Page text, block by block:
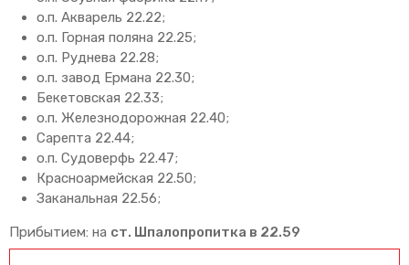
о.п. Акварель 22.22;
о.п. Горная поляна 22.25;
о.п. Руднева 22.28;
о.п. завод Ермана 22.30;
Бекетовская 22.33;
о.п. Железнодорожная 22.40;
Сарепта 22.44;
о.п. Судоверфь 22.47;
Красноармейская 22.50;
Заканальная 22.56;
Прибытием: на ст. Шпалопропитка в 22.59